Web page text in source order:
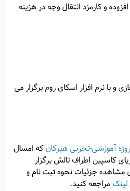
و کارمزد انتقال وجه در هزینه
و با نرم افزار اسکای روم برگزار می
آموزشی-تجربی هیرکانکه امسال
دریای کاسپین اطراف تالش برگزار
جزئیات نحوه ثبت نام و
لینکمراجعه کنید.